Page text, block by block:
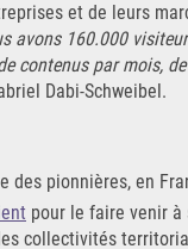
et de leurs
avons 160.000
contenus par mois,
Dabi-Schweibel.
des pionnières, en
pour le faire venir à
collectivités